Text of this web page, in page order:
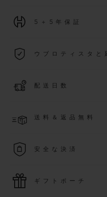
5＋5年保証
際保証が適用されます。
ウブロティスタと
月1 日以降に購入された時計
詳細を表示する
配送日数
より異なる場合がございます
送料＆返品無料
す
安全な決済
ご購入は迅速で安全に処理さ
ギフトポーチ